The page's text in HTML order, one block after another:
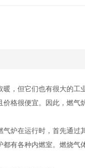
暖，但它们也有很大的
价格很便宜。因此，燃气
气炉在运行时，首先通过
都有各种内燃室。燃烧气